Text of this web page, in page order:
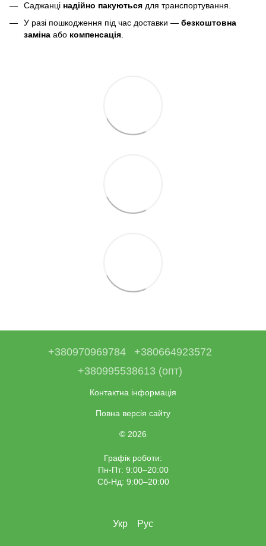
Саджанці надійно пакуються для транспортування.
У разі пошкодження під час доставки — безкоштовна
заміна або компенсація
+380970969784
+380664923572
+380995538613 (опт)
Контактна інформація
Повна версія сайту
© 2026
Графік роботи:
Пн-Пт: 9:00–20:00
Сб-Нд: 9:00–20:00
Укр Рус